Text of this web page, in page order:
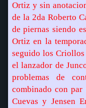
Ortiz y sin
de la 2da Roberto
de piernas siendo
Ortiz en la
seguido los
el lanzador de
problemas de
combinado con
Cuevas y Jensen